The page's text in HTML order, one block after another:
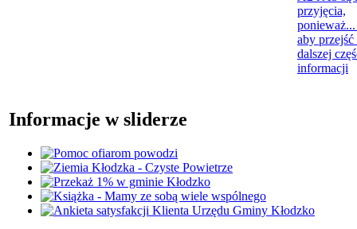
przyjęcia,
aby przejść
dalszej
informacji
Informacje w sliderze